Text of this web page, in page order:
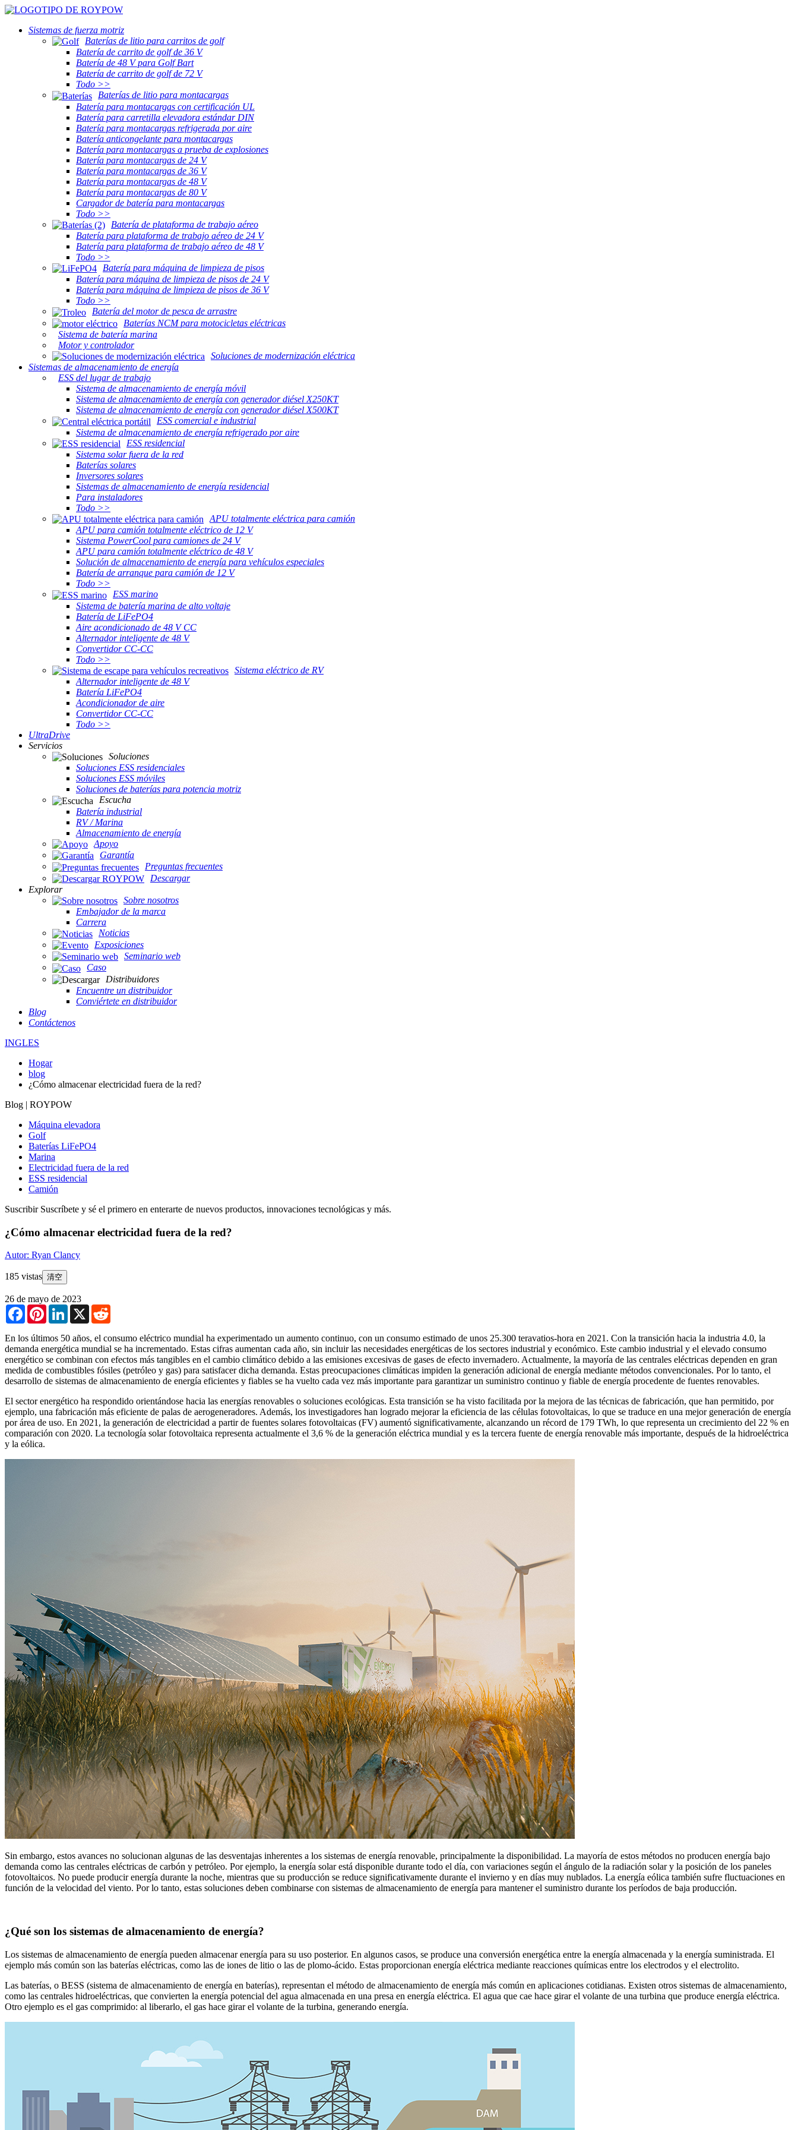
Sistemas de fuerza motriz
Baterías de litio para carritos de golf
Batería de carrito de golf de 36 V
Batería de 48 V para Golf Bart
Batería de carrito de golf de 72 V
Todo >>
Baterías de litio para montacargas
Batería para montacargas con certificación UL
Batería para carretilla elevadora estándar DIN
Batería para montacargas refrigerada por aire
Batería anticongelante para montacargas
Batería para montacargas a prueba de explosiones
Batería para montacargas de 24 V
Batería para montacargas de 36 V
Batería para montacargas de 48 V
Batería para montacargas de 80 V
Cargador de batería para montacargas
Todo >>
Batería de plataforma de trabajo aéreo
Batería para plataforma de trabajo aéreo de 24 V
Batería para plataforma de trabajo aéreo de 48 V
Todo >>
Batería para máquina de limpieza de pisos
Batería para máquina de limpieza de pisos de 24 V
Batería para máquina de limpieza de pisos de 36 V
Todo >>
Batería del motor de pesca de arrastre
Baterías NCM para motocicletas eléctricas
Sistema de batería marina
Motor y controlador
Soluciones de modernización eléctrica
Sistemas de almacenamiento de energía
ESS del lugar de trabajo
Sistema de almacenamiento de energía móvil
Sistema de almacenamiento de energía con generador diésel X250KT
Sistema de almacenamiento de energía con generador diésel X500KT
ESS comercial e industrial
Sistema de almacenamiento de energía refrigerado por aire
ESS residencial
Sistema solar fuera de la red
Baterías solares
Inversores solares
Sistemas de almacenamiento de energía residencial
Para instaladores
Todo >>
APU totalmente eléctrica para camión
APU para camión totalmente eléctrico de 12 V
Sistema PowerCool para camiones de 24 V
APU para camión totalmente eléctrico de 48 V
Solución de almacenamiento de energía para vehículos especiales
Batería de arranque para camión de 12 V
Todo >>
ESS marino
Sistema de batería marina de alto voltaje
Batería de LiFePO4
Aire acondicionado de 48 V CC
Alternador inteligente de 48 V
Convertidor CC-CC
Todo >>
Sistema eléctrico de RV
Alternador inteligente de 48 V
Batería LiFePO4
Acondicionador de aire
Convertidor CC-CC
Todo >>
UltraDrive
Servicios
Soluciones
Soluciones ESS residenciales
Soluciones ESS móviles
Soluciones de baterías para potencia motriz
Escucha
Batería industrial
RV / Marina
Almacenamiento de energía
Apoyo
Garantía
Preguntas frecuentes
Descargar
Explorar
Sobre nosotros
Embajador de la marca
Carrera
Noticias
Exposiciones
Seminario web
Caso
Distribuidores
Encuentre un distribuidor
Conviértete en distribuidor
Blog
Contáctenos
INGLES
Hogar
blog
¿Cómo almacenar electricidad fuera de la red?
Blog | ROYPOW
Máquina elevadora
Golf
Baterías LiFePO4
Marina
Electricidad fuera de la red
ESS residencial
Camión
Suscribir Suscríbete y sé el primero en enterarte de nuevos productos, innovaciones tecnológicas y más.
¿Cómo almacenar electricidad fuera de la red?
Autor: Ryan Clancy
185 vistas 清空
26 de mayo de 2023
FacebookPinterestLinkedIn
X
En los últimos 50 años, el consumo eléctrico mundial ha experimentado un aumento continuo, con un consumo estimado de unos 25.300 teravatios-hora en 2021. Con la transición hacia la industria 4.0, la
demanda energética mundial se ha incrementado. Estas cifras aumentan cada año, sin incluir las necesidades energéticas de los sectores industrial y económico. Este cambio industrial y el elevado consumo
energético se combinan con efectos más tangibles en el cambio climático debido a las emisiones excesivas de gases de efecto invernadero. Actualmente, la mayoría de las centrales eléctricas dependen en gran
medida de combustibles fósiles (petróleo y gas) para satisfacer dicha demanda. Estas preocupaciones climáticas impiden la generación adicional de energía mediante métodos convencionales. Por lo tanto, el
desarrollo de sistemas de almacenamiento de energía eficientes y fiables se ha vuelto cada vez más importante para garantizar un suministro continuo y fiable de energía procedente de fuentes renovables.
El sector energético ha respondido orientándose hacia las energías renovables o soluciones ecológicas. Esta transición se ha visto facilitada por la mejora de las técnicas de fabricación, que han permitido, por
ejemplo, una fabricación más eficiente de palas de aerogeneradores. Además, los investigadores han logrado mejorar la eficiencia de las células fotovoltaicas, lo que se traduce en una mejor generación de energía
por área de uso. En 2021, la generación de electricidad a partir de fuentes solares fotovoltaicas (FV) aumentó significativamente, alcanzando un récord de 179 TWh, lo que representa un crecimiento del 22 % en
comparación con 2020. La tecnología solar fotovoltaica representa actualmente el 3,6 % de la generación eléctrica mundial y es la tercera fuente de energía renovable más importante, después de la hidroeléctrica
y la eólica.
Sin embargo, estos avances no solucionan algunas de las desventajas inherentes a los sistemas de energía renovable, principalmente la disponibilidad. La mayoría de estos métodos no producen energía bajo
demanda como las centrales eléctricas de carbón y petróleo. Por ejemplo, la energía solar está disponible durante todo el día, con variaciones según el ángulo de la radiación solar y la posición de los paneles
fotovoltaicos. No puede producir energía durante la noche, mientras que su producción se reduce significativamente durante el invierno y en días muy nublados. La energía eólica también sufre fluctuaciones en
función de la velocidad del viento. Por lo tanto, estas soluciones deben combinarse con sistemas de almacenamiento de energía para mantener el suministro durante los períodos de baja producción.
¿Qué son los sistemas de almacenamiento de energía?
Los sistemas de almacenamiento de energía pueden almacenar energía para su uso posterior. En algunos casos, se produce una conversión energética entre la energía almacenada y la energía suministrada. El
ejemplo más común son las baterías eléctricas, como las de iones de litio o las de plomo-ácido. Estas proporcionan energía eléctrica mediante reacciones químicas entre los electrodos y el electrolito.
Las baterías, o BESS (sistema de almacenamiento de energía en baterías), representan el método de almacenamiento de energía más común en aplicaciones cotidianas. Existen otros sistemas de almacenamiento,
como las centrales hidroeléctricas, que convierten la energía potencial del agua almacenada en una presa en energía eléctrica. El agua que cae hace girar el volante de una turbina que produce energía eléctrica.
Otro ejemplo es el gas comprimido: al liberarlo, el gas hace girar el volante de la turbina, generando energía.